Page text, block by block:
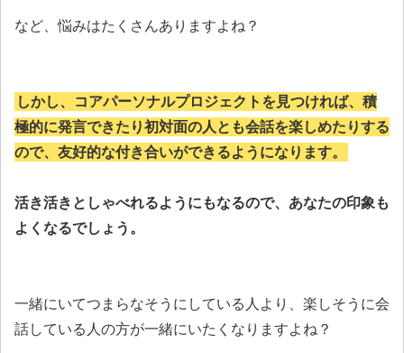
など、悩みはたくさんありますよね？
しかし、コアパーソナルプロジェクトを見つければ、積
極的に発言できたり初対面の人とも会話を楽しめたりする
ので、友好的な付き合いができるようになります。
活き活きとしゃべれるようにもなるので、あなたの印象も
よくなるでしょう。
一緒にいてつまらなそうにしている人より、楽しそうに会
話している人の方が一緒にいたくなりますよね？